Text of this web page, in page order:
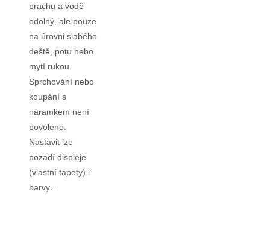
prachu a vodě
odolný, ale pouze
na úrovni slabého
deště, potu nebo
mytí rukou.
Sprchování nebo
koupání s
náramkem není
povoleno.
Nastavit lze
pozadí displeje
(vlastní tapety) i
barvy…